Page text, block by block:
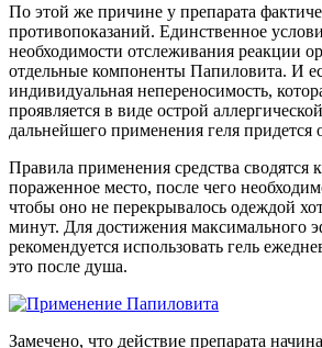
По этой же причине у препарата
противопоказаний. Единственное
необходимости отслеживания реакции
отдельные компоненты Папиловита. И
индивидуальная непереносимость,
проявляется в виде острой
дальнейшего применения геля придется
Правила применения средства сводятся
пораженное место, после чего
чтобы оно не перекрывалось одеждой
минут. Для достижения максимального
рекомендуется использовать гель
это после душа.
Замечено, что действие препарата